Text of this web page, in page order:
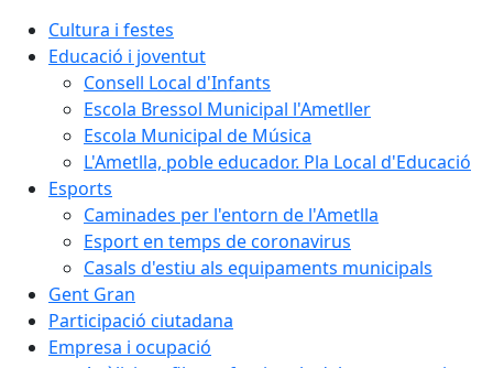
Cultura i festes
Educació i joventut
Consell Local d'Infants
Escola Bressol Municipal l'Ametller
Escola Municipal de Música
L'Ametlla, poble educador. Pla Local d'Educació
Esports
Caminades per l'entorn de l'Ametlla
Esport en temps de coronavirus
Casals d'estiu als equipaments municipals
Gent Gran
Participació ciutadana
Empresa i ocupació